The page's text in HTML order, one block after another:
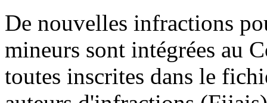
De nouvelles infractions
mineurs sont intégrées au
toutes inscrites dans le